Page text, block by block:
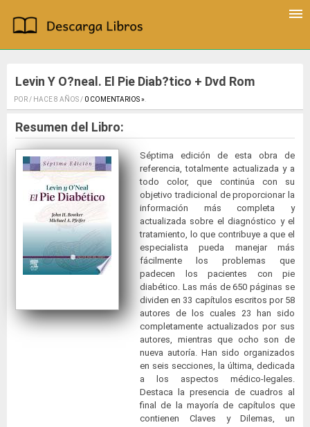
Levin Y O?neal. El Pie Diab?tico + Dvd Rom
POR / HACE 8 AÑOS / 0 COMENTARIOS ».
Resumen del Libro:
Séptima edición de esta obra de
referencia, totalmente actualizada y a
todo color, que continúa con su
objetivo tradicional de proporcionar la
información más completa y
actualizada sobre el diagnóstico y el
tratamiento, lo que contribuye a que el
especialista pueda manejar más
fácilmente los problemas que
padecen los pacientes con pie
diabético. Las más de 650 páginas se
dividen en 33 capítulos escritos por 58
autores de los cuales 23 han sido
completamente actualizados por sus
autores, mientras que ocho son de
nueva autoría. Han sido organizados
en seis secciones, la última, dedicada
a los aspectos médico-legales.
Destaca la presencia de cuadros al
final de la mayoría de capítulos que
contienen Claves y Dilemas, un